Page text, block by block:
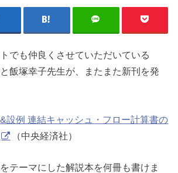
でも仲良くさせていただいている
と飯塚幸子先生が、またまた新刊を発
&設例 連結キャッシュ・フロー計算書の
（中央経済社）
テーマにした解説本を何冊も書けま